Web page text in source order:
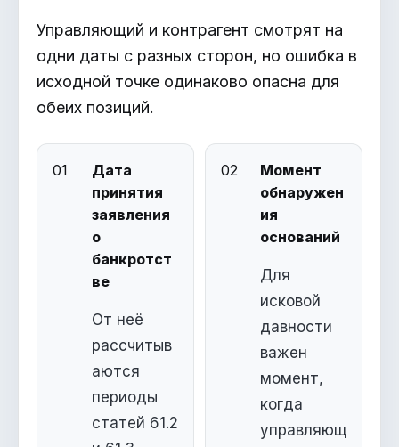
Управляющий и контрагент смотрят на
одни даты с разных сторон, но ошибка в
исходной точке одинаково опасна для
обеих позиций.
01
Дата
принятия
заявления
о
банкротст
ве
От неё
рассчитыв
аются
периоды
статей 61.2
02
Момент
обнаружен
ия
оснований
Для
исковой
давности
важен
момент,
когда
управляющ